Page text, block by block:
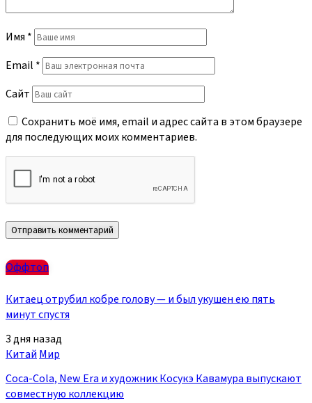
Имя *
Email *
Сайт
Сохранить моё имя, email и адрес сайта в этом браузере
для последующих моих комментариев.
Оффтоп
Китаец отрубил кобре голову — и был укушен ею пять
минут спустя
3 дня назад
Китай Мир
Coca-Cola, New Era и художник Косукэ Кавамура выпускают
совместную коллекцию